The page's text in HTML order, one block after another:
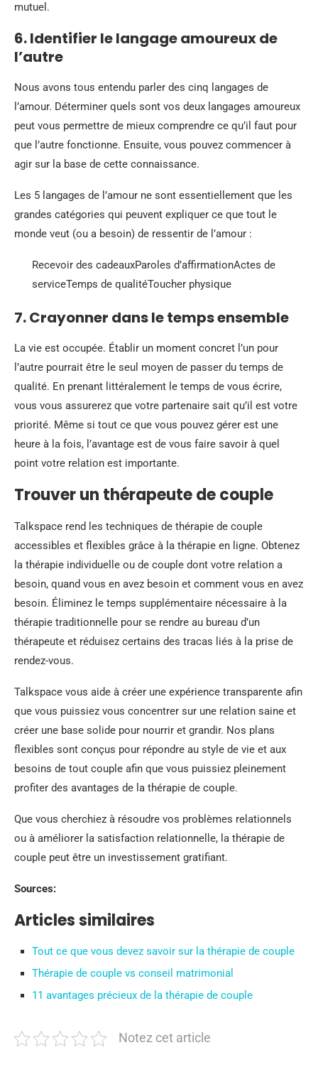
mutuel.
6. Identifier le langage amoureux de
l’autre
Nous avons tous entendu parler des cinq langages de
l’amour. Déterminer quels sont vos deux langages amoureux
peut vous permettre de mieux comprendre ce qu’il faut pour
que l’autre fonctionne. Ensuite, vous pouvez commencer à
agir sur la base de cette connaissance.
Les 5 langages de l’amour ne sont essentiellement que les
grandes catégories qui peuvent expliquer ce que tout le
monde veut (ou a besoin) de ressentir de l’amour :
Recevoir des cadeauxParoles d’affirmationActes de
serviceTemps de qualitéToucher physique
7. Crayonner dans le temps ensemble
La vie est occupée. Établir un moment concret l’un pour
l’autre pourrait être le seul moyen de passer du temps de
qualité. En prenant littéralement le temps de vous écrire,
vous vous assurerez que votre partenaire sait qu’il est votre
priorité. Même si tout ce que vous pouvez gérer est une
heure à la fois, l’avantage est de vous faire savoir à quel
point votre relation est importante.
Trouver un thérapeute de couple
Talkspace rend les techniques de thérapie de couple
accessibles et flexibles grâce à la thérapie en ligne. Obtenez
la thérapie individuelle ou de couple dont votre relation a
besoin, quand vous en avez besoin et comment vous en avez
besoin. Éliminez le temps supplémentaire nécessaire à la
thérapie traditionnelle pour se rendre au bureau d’un
thérapeute et réduisez certains des tracas liés à la prise de
rendez-vous.
Talkspace vous aide à créer une expérience transparente afin
que vous puissiez vous concentrer sur une relation saine et
créer une base solide pour nourrir et grandir. Nos plans
flexibles sont conçus pour répondre au style de vie et aux
besoins de tout couple afin que vous puissiez pleinement
profiter des avantages de la thérapie de couple.
Que vous cherchiez à résoudre vos problèmes relationnels
ou à améliorer la satisfaction relationnelle, la thérapie de
couple peut être un investissement gratifiant.
Sources:
Articles similaires
Tout ce que vous devez savoir sur la thérapie de couple
Thérapie de couple vs conseil matrimonial
11 avantages précieux de la thérapie de couple
Notez cet article